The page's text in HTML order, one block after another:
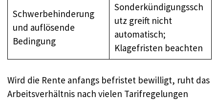
Schwerbehinderung
und auflösende
Bedingung
Sonderkündigungssch
utz greift nicht
automatisch;
Klagefristen beachten
Wird die Rente anfangs befristet bewilligt, ruht das
Arbeitsverhältnis nach vielen Tarifregelungen